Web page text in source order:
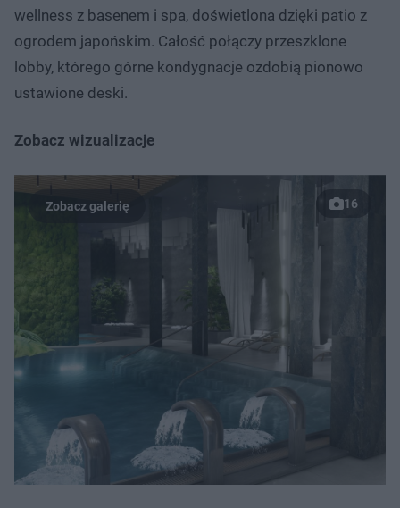
wellness z basenem i spa, doświetlona dzięki patio z
ogrodem japońskim. Całość połączy przeszklone
lobby, którego górne kondygnacje ozdobią pionowo
ustawione deski.
Zobacz wizualizacje
16